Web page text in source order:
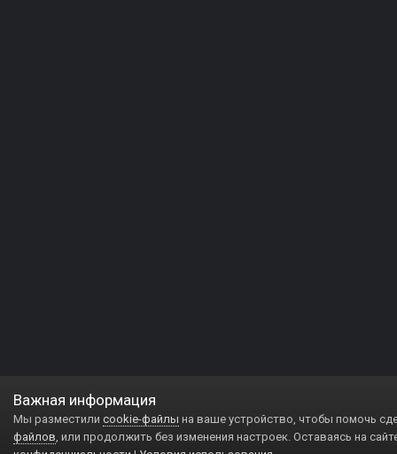
Важная информация
Мы разместили cookie-файлы на ваше устройство, чтобы помочь
файлов, или продолжить без изменения настроек. Оставаясь на